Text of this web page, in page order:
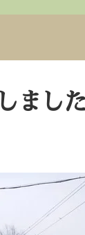
まし